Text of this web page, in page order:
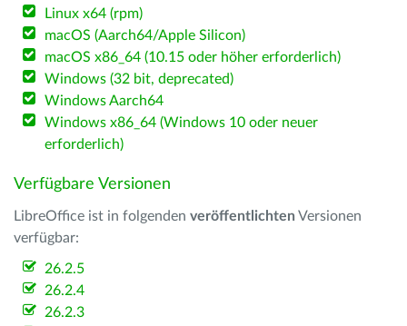
Linux x64 (rpm)
macOS (Aarch64/Apple Silicon)
macOS x86_64 (10.15 oder höher erforderlich)
Windows (32 bit, deprecated)
Windows Aarch64
Windows x86_64 (Windows 10 oder neuer
erforderlich)
Verfügbare Versionen
LibreOffice ist in folgenden veröffentlichten Versionen
verfügbar:
26.2.5
26.2.4
26.2.3